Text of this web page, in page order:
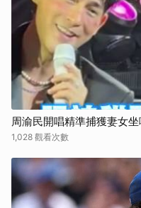
周渝民開唱精準捕獲妻女
1,028 觀看次數